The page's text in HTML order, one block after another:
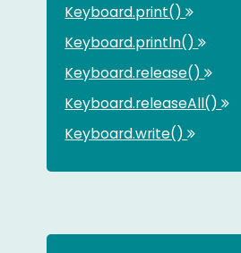
Keyboard.print()
Keyboard.println()
Keyboard.release()
Keyboard.releaseAll()
Keyboard.write()